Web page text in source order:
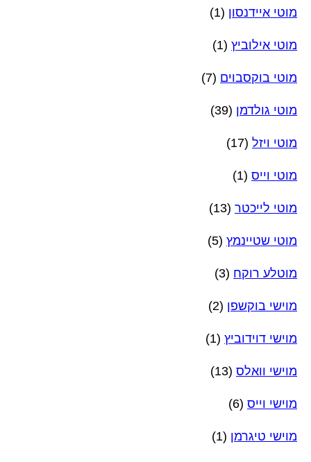
מוטי איידנסון (1)
מוטי אילוביץ (1)
מוטי בוקסבוים (7)
מוטי גולדמן (39)
מוטי ויזל (17)
מוטי וייס (1)
מוטי לייכטר (13)
מוטי שטיינמץ (5)
מוטלע רוקח (3)
מוישי בוקשפן (2)
מוישי דוידוביץ (1)
מוישי וואלס (13)
מוישי וייס (6)
מוישי טיגרמן (1)